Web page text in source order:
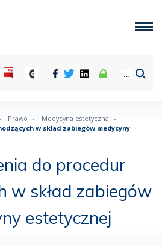
Prawo
Medycyna estetyczna
w skład zabiegów medycyny
do procedur
w skład zabiegów
estetycznej